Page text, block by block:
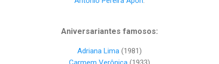
Aniversariantes famosos:
Adriana Lima (1981)